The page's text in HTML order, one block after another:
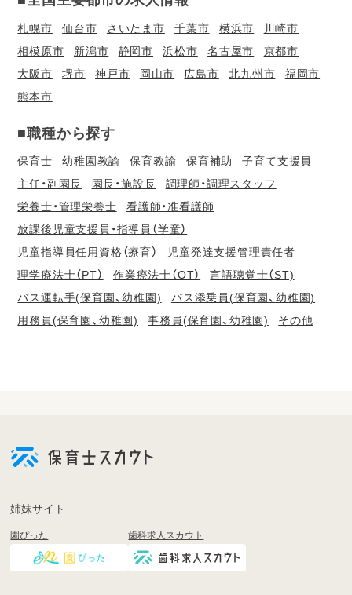
札幌市 仙台市 さいたま市 千葉市 横浜市
川崎市
相模原市
新潟市 静岡市 浜松市 名古屋市
京都市
大阪市
堺市 神戸市 岡山市 広島市 北九州市
福岡市
熊本市
■職種から探す
保育士 幼稚園教諭 保育教諭 保育補助
子育て支援員
主任・副園長
園長・施設長
調理師・調理スタッフ
栄養士・管理栄養士
看護師・准看護師
放課後児童支援員・指導員（学童）
児童指導員任用資格（療育）
児童発達支援管理責任者
理学療法士（PT）
作業療法士（OT）
言語聴覚士（ST)
バス運転手(保育園、幼稚園)
バス添乗員(保育園、幼稚園)
用務員(保育園、幼稚園)
事務員(保育園、幼稚園) その他
登
く
姉妹サイト
園ぴった 歯科求人スカウト